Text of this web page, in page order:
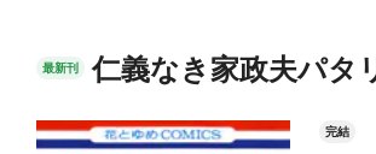
最新刊 仁義なき家政夫パタ
完結